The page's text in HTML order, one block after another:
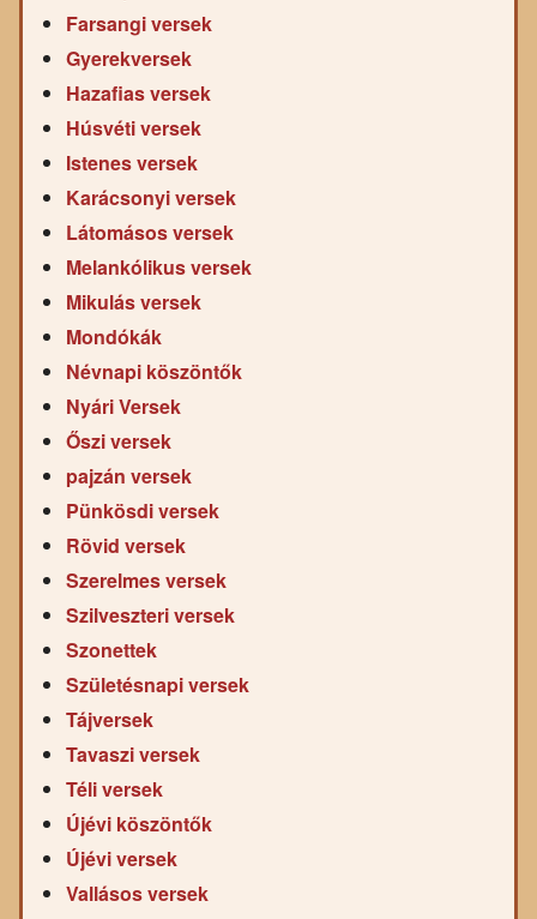
Farsangi versek
Gyerekversek
Hazafias versek
Húsvéti versek
Istenes versek
Karácsonyi versek
Látomásos versek
Melankólikus versek
Mikulás versek
Mondókák
Névnapi köszöntők
Nyári Versek
Őszi versek
pajzán versek
Pünkösdi versek
Rövid versek
Szerelmes versek
Szilveszteri versek
Szonettek
Születésnapi versek
Tájversek
Tavaszi versek
Téli versek
Újévi köszöntők
Újévi versek
Vallásos versek